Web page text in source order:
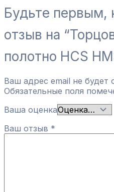
Будьте первым,
отзыв на
полотно HCS
Ваш адрес email не будет
Обязательные поля
Ваша оценка
Ваш отзыв *